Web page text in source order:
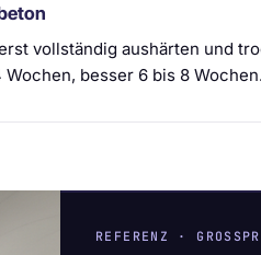
vollständig aushärten und
besser 6 bis 8 Wochen.
REFERENZ ·